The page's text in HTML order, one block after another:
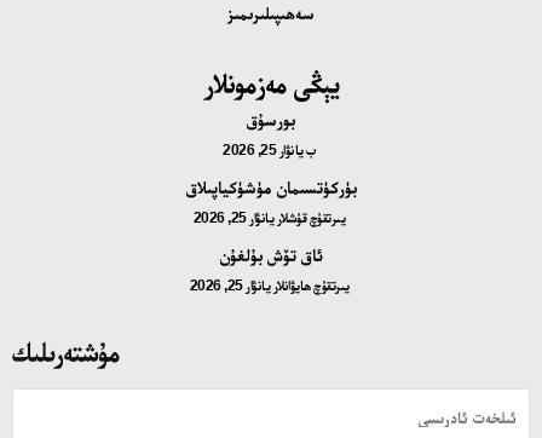
سەھىپىلىرىمىز
يېڭى مەزمونلار
بورسۇق
بيانۋار 25, 2026
بۈركۈتسىمان مۈشۈكياپىلاق
يىرتقۇچ قۇشلار يانۋار 25, 2026
ئاق تۆش بۇلغۇن
يىرتقۇچ ھايۋانلار يانۋار 25, 2026
مۇشتەرىلىك